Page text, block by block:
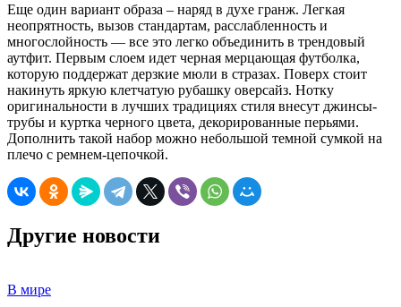
Еще один вариант образа – наряд в духе гранж. Легкая
неопрятность, вызов стандартам, расслабленность и
многослойность — все это легко объединить в трендовый
аутфит. Первым слоем идет черная мерцающая футболка,
которую поддержат дерзкие мюли в стразах. Поверх стоит
накинуть яркую клетчатую рубашку оверсайз. Нотку
оригинальности в лучших традициях стиля внесут джинсы-
трубы и куртка черного цвета, декорированные перьями.
Дополнить такой набор можно небольшой темной сумкой на
плечо с ремнем-цепочкой.
Другие новости
В мире